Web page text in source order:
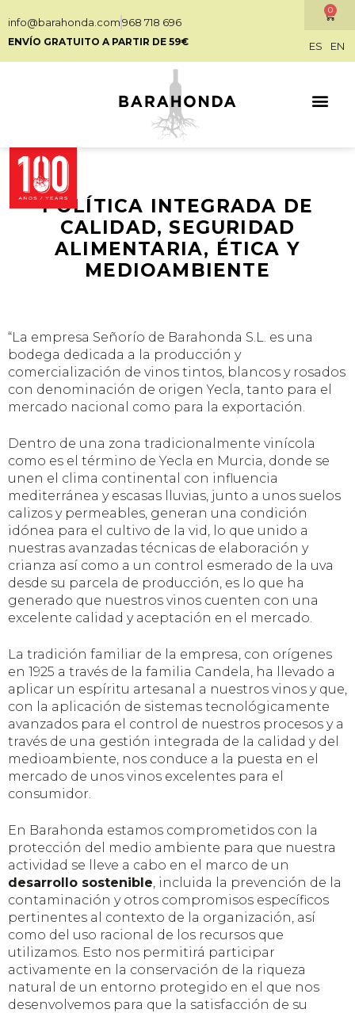
info@barahonda.com968 718 696
ENVÍO GRATUITO A PARTIR DE 59€
0
ES EN
POLÍTICA INTEGRADA DE
CALIDAD, SEGURIDAD
ALIMENTARIA, ÉTICA Y
MEDIOAMBIENTE
“La empresa Señorío de Barahonda S.L. es una
bodega dedicada a la producción y
comercialización de vinos tintos, blancos y rosados
con denominación de origen Yecla, tanto para el
mercado nacional como para la exportación.
Dentro de una zona tradicionalmente vinícola
como es el término de Yecla en Murcia, donde se
unen el clima continental con influencia
mediterránea y escasas lluvias, junto a unos suelos
calizos y permeables, generan una condición
idónea para el cultivo de la vid, lo que unido a
nuestras avanzadas técnicas de elaboración y
crianza así como a un control esmerado de la uva
desde su parcela de producción, es lo que ha
generado que nuestros vinos cuenten con una
excelente calidad y aceptación en el mercado.
La tradición familiar de la empresa, con orígenes
en 1925 a través de la familia Candela, ha llevado a
aplicar un espíritu artesanal a nuestros vinos y que,
con la aplicación de sistemas tecnológicamente
avanzados para el control de nuestros procesos y a
través de una gestión integrada de la calidad y del
medioambiente, nos conduce a la puesta en el
mercado de unos vinos excelentes para el
consumidor.
En Barahonda estamos comprometidos con la
protección del medio ambiente para que nuestra
actividad se lleve a cabo en el marco de un
desarrollo sostenible, incluida la prevención de la
contaminación y otros compromisos específicos
pertinentes al contexto de la organización, así
como del uso racional de los recursos que
utilizamos. Esto nos permitirá participar
activamente en la conservación de la riqueza
natural de un entorno protegido en el que nos
desenvolvemos para que la satisfacción de su